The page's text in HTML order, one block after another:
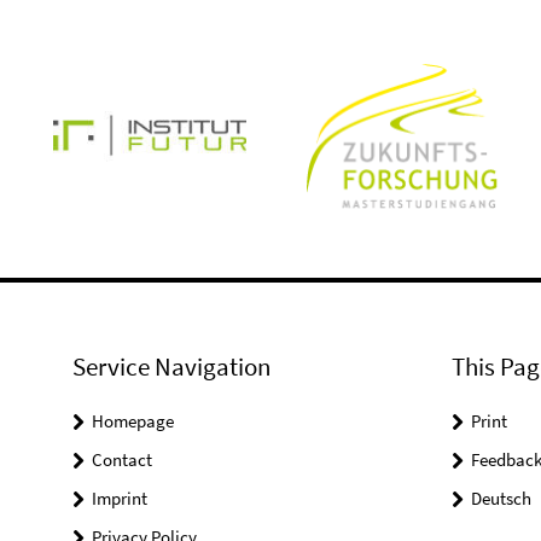
Service Navigation
Homepage
Contact
Imprint
This
Print
Feedback
Deutsch